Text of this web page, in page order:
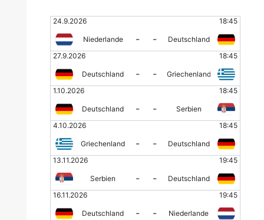
24.9.2026 18:45
Niederlande - -
Deutschland
27.9.2026
18:45
Deutschland - -
Griechenland
1.10.2026
18:45
Deutschland - -
Serbien
4.10.2026
18:45
Griechenland - -
Deutschland
13.11.2026
19:45
Serbien - -
Deutschland
16.11.2026
19:45
Deutschland - - Niederlande